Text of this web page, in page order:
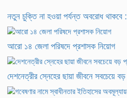
নতুন চুক্তি না হওয়া পর্যন্ত অবরোধ থাকবে :
আরো ১৪ জেলা পরিষদে প্রশাসক নিয়োগ
দেশনেত্রীর স্নেহের ছায়া জীবনে সবচেয়ে